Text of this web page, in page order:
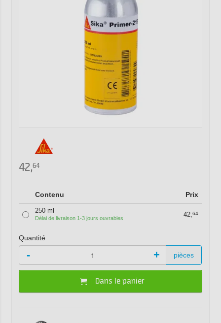
42,64
Contenu Prix
250 ml
Délai de livraison 1-3 jours ouvrables 42,64
Quantité
- + pièces
Dans le panier